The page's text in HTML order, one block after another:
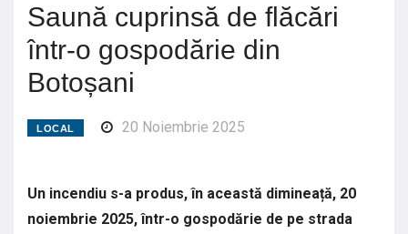
Saună cuprinsă de flăcări
într-o gospodărie din
Botoșani
LOCAL 20 Noiembrie 2025
Un incendiu s-a produs, în această dimineață, 20
noiembrie 2025, într-o gospodărie de pe strada